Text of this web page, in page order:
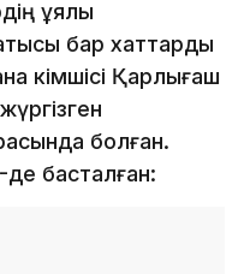
ұялы
бар хаттарды
әкімшісі Қарлығаш
болған.
басталған: